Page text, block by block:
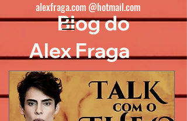
Blog do
Alex Fraga
alexfraga.com @hotmail.com